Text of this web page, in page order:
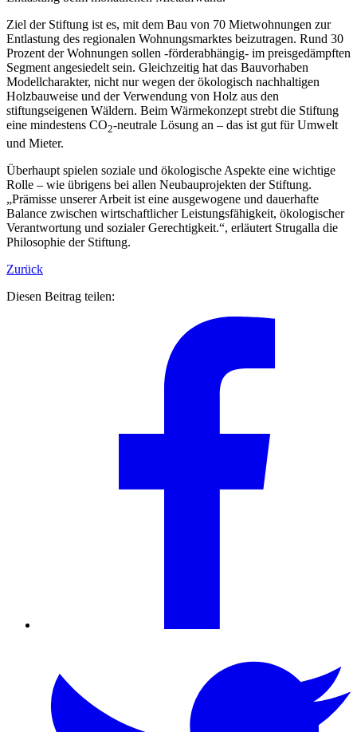
Ziel der Stiftung ist es, mit dem Bau von 70 Mietwohnungen zur
Entlastung des regionalen Wohnungsmarktes beizutragen. Rund 30
Prozent der Wohnungen sollen -förderabhängig- im preisgedämpften
Segment angesiedelt sein. Gleichzeitig hat das Bauvorhaben
Modellcharakter, nicht nur wegen der ökologisch nachhaltigen
Holzbauweise und der Verwendung von Holz aus den
stiftungseigenen Wäldern. Beim Wärmekonzept strebt die Stiftung
eine mindestens CO2-neutrale Lösung an – das ist gut für Umwelt
und Mieter.
Überhaupt spielen soziale und ökologische Aspekte eine wichtige
Rolle – wie übrigens bei allen Neubauprojekten der Stiftung.
„Prämisse unserer Arbeit ist eine ausgewogene und dauerhafte
Balance zwischen wirtschaftlicher Leistungsfähigkeit, ökologischer
Verantwortung und sozialer Gerechtigkeit.“, erläutert Strugalla die
Philosophie der Stiftung.
Zurück
Diesen Beitrag teilen: